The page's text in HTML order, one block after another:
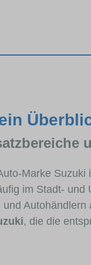
Marke
im Stadt-
und
, die die